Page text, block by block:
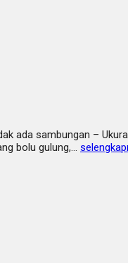
ada sambungan –
bolu gulung,…